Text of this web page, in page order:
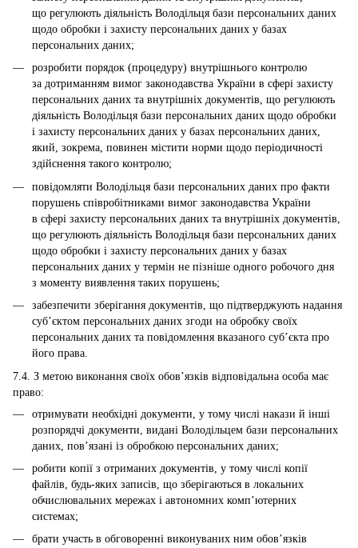
що регулюють діяльність Володільця бази персональних даних
щодо обробки і захисту персональних даних у базах
персональних даних;
розробити порядок (процедуру) внутрішнього контролю
за дотриманням вимог законодавства України в сфері захисту
персональних даних та внутрішніх документів, що регулюють
діяльність Володільця бази персональних даних щодо обробки
і захисту персональних даних у базах персональних даних,
який, зокрема, повинен містити норми щодо періодичності
здійснення такого контролю;
повідомляти Володільця бази персональних даних про факти
порушень співробітниками вимог законодавства України
в сфері захисту персональних даних та внутрішніх документів,
що регулюють діяльність Володільця бази персональних даних
щодо обробки і захисту персональних даних у базах
персональних даних у термін не пізніше одного робочого дня
з моменту виявлення таких порушень;
забезпечити зберігання документів, що підтверджують надання
суб’єктом персональних даних згоди на обробку своїх
персональних даних та повідомлення вказаного суб’єкта про
його права.
7.4. З метою виконання своїх обов’язків відповідальна особа має
право:
отримувати необхідні документи, у тому числі накази й інші
розпорядчі документи, видані Володільцем бази персональних
даних, пов’язані із обробкою персональних даних;
робити копії з отриманих документів, у тому числі копії
файлів, будь-яких записів, що зберігаються в локальних
обчислювальних мережах і автономних комп’ютерних
системах;
брати участь в обговоренні виконуваних ним обов’язків